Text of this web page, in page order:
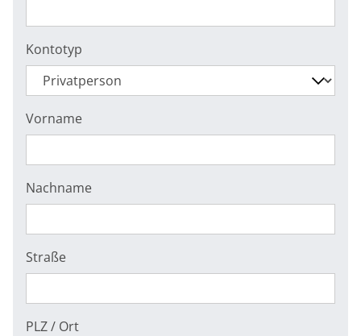
Kontotyp
Vorname
Nachname
Straße
PLZ / Ort